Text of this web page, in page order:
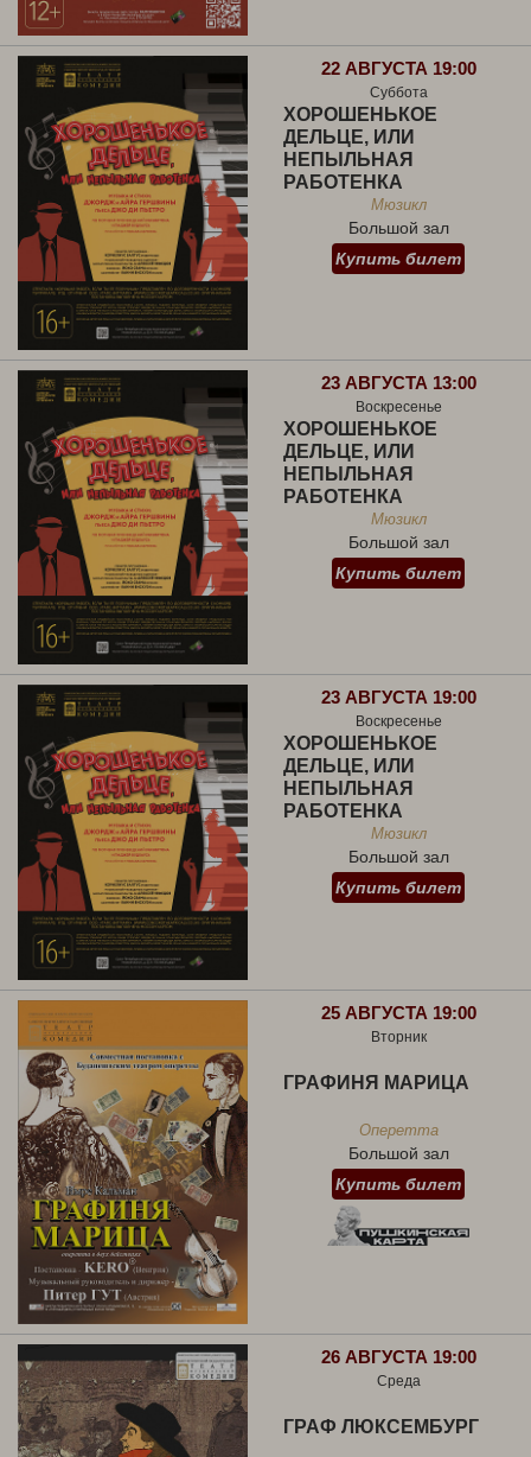
22 АВГУСТА 19:00
Суббота
ХОРОШЕНЬКОЕ
ДЕЛЬЦЕ, ИЛИ
НЕПЫЛЬНАЯ
РАБОТЕНКА
Мюзикл
Большой зал
Купить билет
23 АВГУСТА 13:00
Воскресенье
ХОРОШЕНЬКОЕ
ДЕЛЬЦЕ, ИЛИ
НЕПЫЛЬНАЯ
РАБОТЕНКА
Мюзикл
Большой зал
Купить билет
23 АВГУСТА 19:00
Воскресенье
ХОРОШЕНЬКОЕ
ДЕЛЬЦЕ, ИЛИ
НЕПЫЛЬНАЯ
РАБОТЕНКА
Мюзикл
Большой зал
Купить билет
25 АВГУСТА 19:00
Вторник
ГРАФИНЯ МАРИЦА
Оперетта
Большой зал
Купить билет
26 АВГУСТА 19:00
Среда
ГРАФ ЛЮКСЕМБУРГ